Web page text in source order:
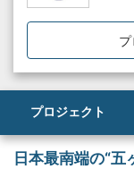
プロジェクト
日本最南端の“五